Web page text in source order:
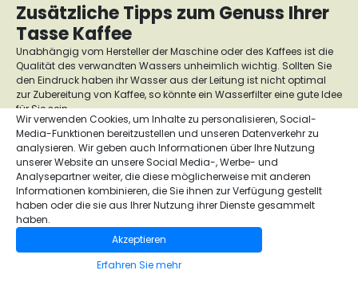
Zusätzliche Tipps zum Genuss Ihrer
Tasse Kaffee
Unabhängig vom Hersteller der Maschine oder des Kaffees ist die
Qualität des verwandten Wassers unheimlich wichtig. Sollten Sie
den Eindruck haben ihr Wasser aus der Leitung ist nicht optimal
zur Zubereitung von Kaffee, so könnte ein Wasserfilter eine gute Idee
für Sie sein.
Wieso Sie Ihr Kaffeepulver, Ihre
Kaffeekapseln oder Kaffeepads bei
Sensaterra kaufen sollten
Sensaterra ist Ihr europäischer Marketplace für Alles rund um die
Welt der Heißgetränke. Von qualitativ hochwertigem und
handwerklich hergestellten Kaffee und Tee bis hin zu
Kaffeemaschinen und Accessoires werden Sie alles finden.
Wir verwenden Cookies, um Inhalte zu personalisieren, Social-
Media-Funktionen bereitzustellen und unseren Datenverkehr zu
analysieren. Wir geben auch Informationen über Ihre Nutzung
unserer Website an unsere Social Media-, Werbe- und
Analysepartner weiter, die diese möglicherweise mit anderen
Informationen kombinieren, die Sie ihnen zur Verfügung gestellt
haben oder die sie aus Ihrer Nutzung ihrer Dienste gesammelt
haben.
Akzeptieren
Erfahren Sie mehr